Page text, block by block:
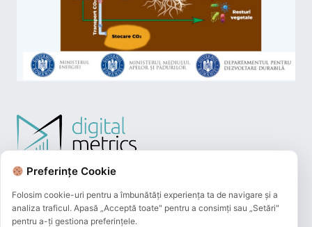
Preferințe Cookie
Folosim cookie-uri pentru a îmbunătăți experiența ta de navigare și a
analiza traficul. Apasă „Acceptă toate" pentru a consimți sau „Setări"
pentru a-ți gestiona preferințele.